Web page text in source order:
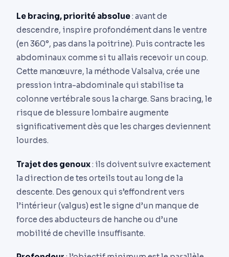
Le bracing, priorité absolue: avant de
descendre, inspire profondément dans le ventre
(en 360°, pas dans la poitrine). Puis contracte les
abdominaux comme si tu allais recevoir un coup.
Cette manœuvre, la méthode Valsalva, crée une
pression intra-abdominale qui stabilise ta
colonne vertébrale sous la charge. Sans bracing, le
risque de blessure lombaire augmente
significativement dès que les charges deviennent
lourdes.
Trajet des genoux: ils doivent suivre exactement
la direction de tes orteils tout au long de la
descente. Des genoux qui s’effondrent vers
l’intérieur (valgus) est le signe d’un manque de
force des abducteurs de hanche ou d’une
mobilité de cheville insuffisante.